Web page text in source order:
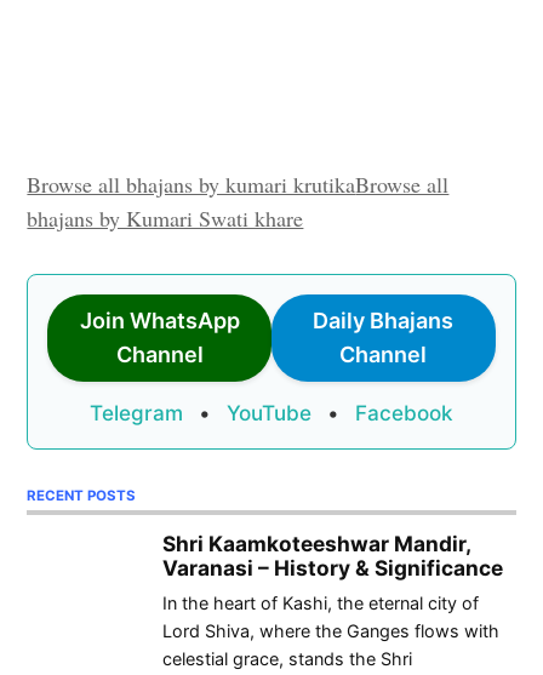
Browse all bhajans by kumari krutikaBrowse all
bhajans by Kumari Swati khare
Join WhatsApp
Channel
Daily Bhajans
Channel
Telegram • YouTube • Facebook
RECENT POSTS
Shri Kaamkoteeshwar Mandir,
Varanasi – History & Significance
In the heart of Kashi, the eternal city of
Lord Shiva, where the Ganges flows with
celestial grace, stands the Shri